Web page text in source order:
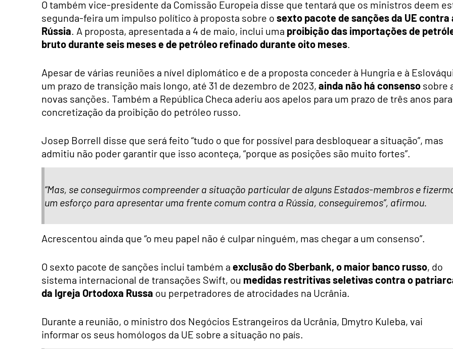
O também vice-presidente da Comissão Europeia disse que tentará que os ministros deem
segunda-feira um impulso político à proposta sobre o sexto pacote de sanções da UE contra
Rússia . A proposta, apresentada a 4 de maio, inclui uma proibição das importações de
bruto durante seis meses e de petróleo refinado durante oito meses
Apesar de várias reuniões a nível diplomático e de a proposta conceder à Hungria e à
um prazo de transição mais longo, até 31 de dezembro de 2023, ainda não há consenso sobre
novas sanções. Também a República Checa aderiu aos apelos para um prazo de três anos
concretização da proibição do petróleo russo.
Josep Borrell disse que será feito “tudo o que for possível para desbloquear a situação”, mas
admitiu não poder garantir que isso aconteça, “porque as posições são muito fortes”.
“Mas, se conseguirmos compreender a situação particular de alguns Estados-membros e
um esforço para apresentar uma frente comum contra a Rússia, conseguiremos”, afirmou.
Acrescentou ainda que “o meu papel não é culpar ninguém, mas chegar a um consenso”.
O sexto pacote de sanções inclui também a exclusão do Sberbank, o maior banco russo, do
sistema internacional de transações Swift, ou medidas restritivas seletivas contra o
da Igreja Ortodoxa Russa ou perpetradores de atrocidades na Ucrânia.
Durante a reunião, o ministro dos Negócios Estrangeiros da Ucrânia, Dmytro Kuleba, vai
informar os seus homólogos da UE sobre a situação no país.